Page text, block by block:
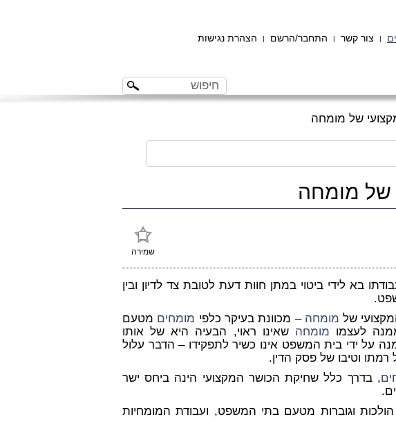
| צור קשר | התחבר/הרשם | הצהרת נגישות
של מומחה
של מומחה
שמירה
בא לידי ביטוי במתן חוות דעת לטובת צד לדיון ובין
של מומחה – מכוונת בעיקר כלפי מומחים מטעם
לעצמו מומחה שאינו ראוי, הבעיה היא של אותו
על ידי בית המשפט אינו כשיר לתפקידו – הדבר עלול
וטיבו של פסק הדין.
, בדרך כלל שחיקת הכושר המקצועי הינה ביחס ישר
הולכות וגוברות מטעם בתי המשפט, ועבודת המומחיות